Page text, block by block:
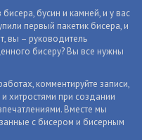
бусин и камней, и у вас
первый пакетик бисера, и
вы – руководитель
бисеру? Вы все нужны
комментируйте записи,
хитростями при создании
Вместе мы
с бисером и бисерным